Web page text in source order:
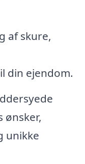
af skure,
din ejendom.
ønsker,
unikke